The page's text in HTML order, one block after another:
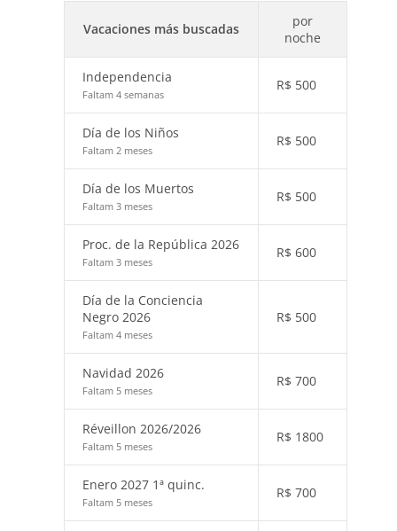
Vacaciones más buscadas
por
noche
Independencia
Faltam 4 semanas
R$ 500
Día de los Niños
Faltam 2 meses
R$ 500
Día de los Muertos
Faltam 3 meses
R$ 500
Proc. de la República 2026
Faltam 3 meses
R$ 600
Día de la Conciencia
Negro 2026
Faltam 4 meses
R$ 500
Navidad 2026
Faltam 5 meses
R$ 700
Réveillon 2026/2026
Faltam 5 meses
R$ 1800
Enero 2027 1ª quinc.
Faltam 5 meses
R$ 700